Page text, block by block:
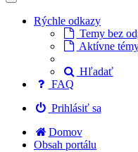
Rýchle odkazy
Temy bez
Aktívne
Hľadať
FAQ
Prihlásiť sa
Domov
Obsah portálu